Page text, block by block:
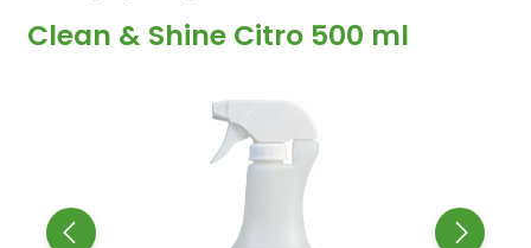
Clean & Shine Citro 500 ml
Bildergalerie überspringen